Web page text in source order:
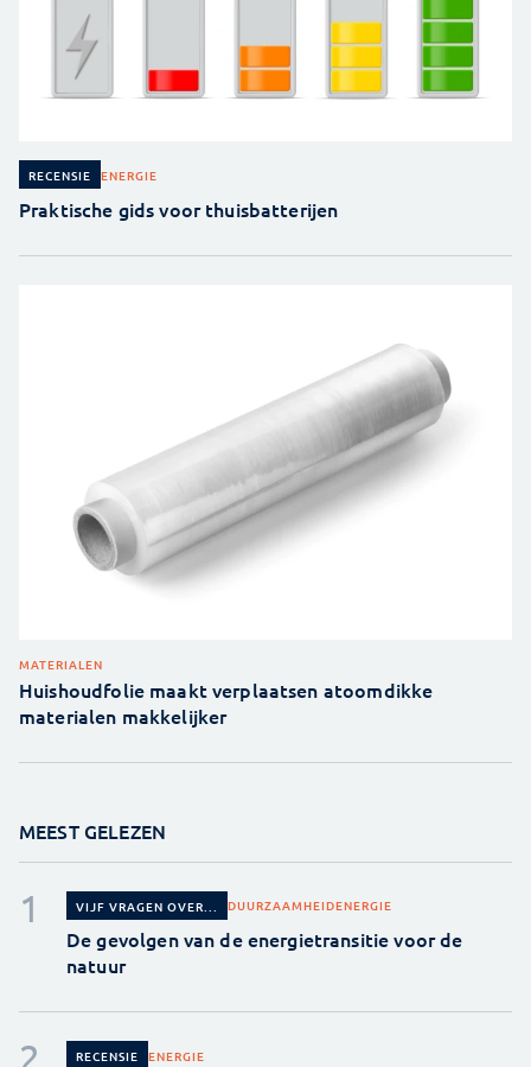
RECENSIE ENERGIE
Praktische gids voor thuisbatterijen
MATERIALEN
Huishoudfolie maakt verplaatsen atoomdikke
materialen makkelijker
MEEST GELEZEN
VIJF VRAGEN OVER... DUURZAAMHEIDENERGIE
De gevolgen van de energietransitie voor de
natuur
RECENSIE ENERGIE